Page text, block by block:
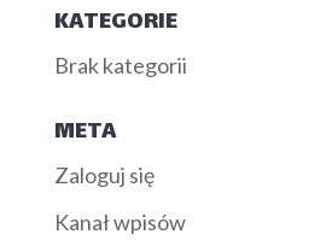
KATEGORIE
Brak kategorii
META
Zaloguj się
Kanał wpisów